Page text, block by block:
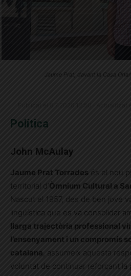
Jaume Prat, davant la Casa
Política
John McAulay
Jaume Prat Torrades és el nou
territorial d’Òmnium Cultural a
Nascut el 1957, des de ben jove
lingüística que es va consolidar
llarga trajectòria professional
l’ensenyament i un compromís
catalana , assumeix aquesta
voluntat de continuar reforçant la